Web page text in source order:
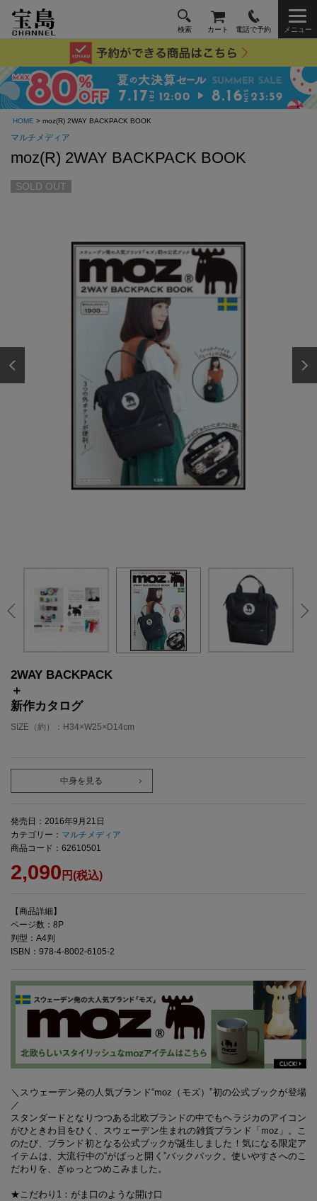
検索 カート 電話で予約 メニュー
HOME > moz(R) 2WAY BACKPACK BOOK
マルチメディア
moz(R) 2WAY BACKPACK BOOK
SOLD OUT
2WAY BACKPACK
＋
新作カタログ
SIZE（約）：H34×W25×D14cm
中身を見る
発売日：2016年9月21日
カテゴリー： マルチメディア
商品コード：62610501
2,090 円(税込)
【商品詳細】
ページ数：8P
判型：A4判
ISBN：978-4-8002-6105-2
＼スウェーデン発の人気ブランド“moz（モズ）”初の公式ブックが登場
／
スタンダードとなりつつある北欧ブランドの中でもヘラジカのアイコン
がひときわ目をひく、スウェーデン生まれの雑貨ブランド「moz」。こ
のたび、ブランド初となる公式ブックが誕生しました！気になる限定ア
イテムは、大流行中の“がばっと開く”バックパック。使いやすさへのこ
だわりを、ぎゅっとつめこみました。
★こだわり1：がま口のような開け口